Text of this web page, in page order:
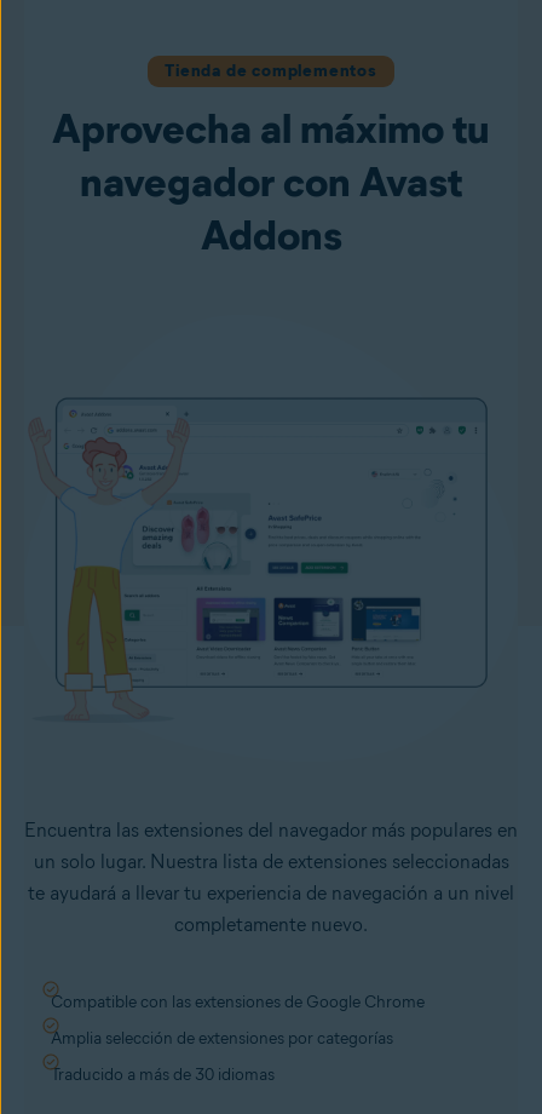
Tienda de complementos
Aprovecha al máximo tu
navegador con Avast
Addons
Encuentra las extensiones del navegador más populares en
un solo lugar. Nuestra lista de extensiones seleccionadas
te ayudará a llevar tu experiencia de navegación a un nivel
completamente nuevo.
Compatible con las extensiones de Google Chrome
Amplia selección de extensiones por categorías
Traducido a más de 30 idiomas